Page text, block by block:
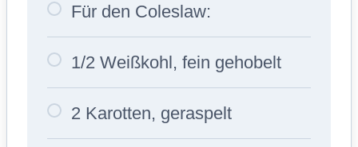
Für den Coleslaw:
1/2 Weißkohl, fein gehobelt
2 Karotten, geraspelt